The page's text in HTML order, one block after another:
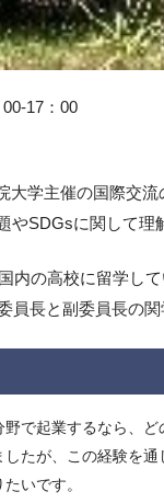
17：00
学主催の国際交
やSDGsに関して
内の高校に留学し
員長と副委員長の
野で起業するなら、
たが、この経験を
いです。